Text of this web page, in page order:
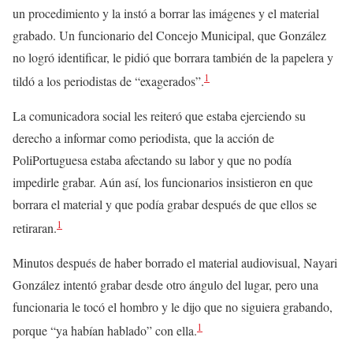
un procedimiento y la instó a borrar las imágenes y el material
grabado. Un funcionario del Concejo Municipal, que González
no logró identificar, le pidió que borrara también de la papelera y
tildó a los periodistas de “exagerados”.1
La comunicadora social les reiteró que estaba ejerciendo su
derecho a informar como periodista, que la acción de
PoliPortuguesa estaba afectando su labor y que no podía
impedirle grabar. Aún así, los funcionarios insistieron en que
borrara el material y que podía grabar después de que ellos se
retiraran.1
Minutos después de haber borrado el material audiovisual, Nayari
González intentó grabar desde otro ángulo del lugar, pero una
funcionaria le tocó el hombro y le dijo que no siguiera grabando,
porque “ya habían hablado” con ella.1